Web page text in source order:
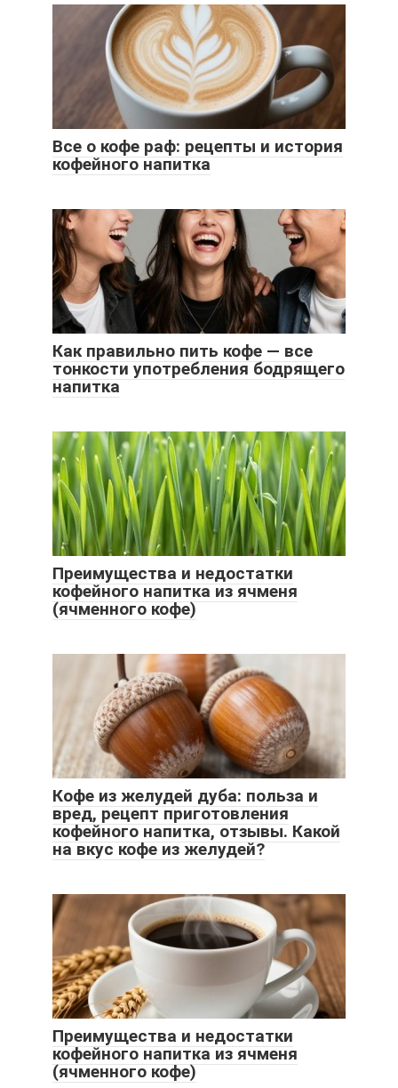
Все о кофе раф: рецепты и история
кофейного напитка
Как правильно пить кофе — все
тонкости употребления бодрящего
напитка
Преимущества и недостатки
кофейного напитка из ячменя
(ячменного кофе)
Кофе из желудей дуба: польза и
вред, рецепт приготовления
кофейного напитка, отзывы. Какой
на вкус кофе из желудей?
Преимущества и недостатки
кофейного напитка из ячменя
(ячменного кофе)